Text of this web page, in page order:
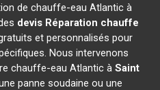
de chauffe-eau Atlantic à
devis Réparation chauffe
et personnalisés pour
Nous intervenons
chauffe-eau Atlantic àSaint
panne soudaine ou une